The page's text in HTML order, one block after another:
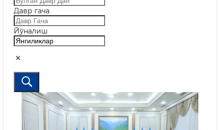
Давр гача
Йўналиш